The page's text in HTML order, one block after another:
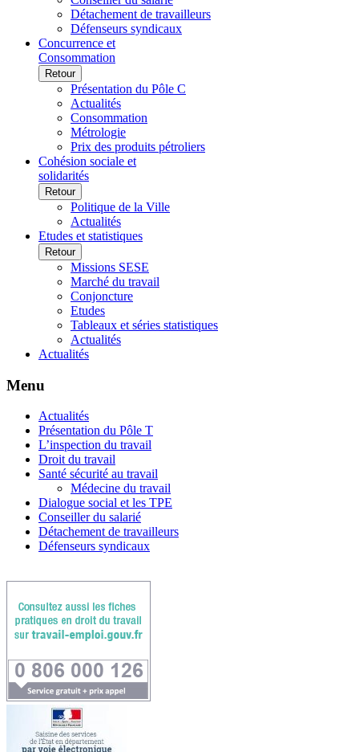
Détachement de travailleurs
Défenseurs syndicaux
Concurrence et
Consommation
Retour
Présentation du Pôle C
Actualités
Consommation
Métrologie
Prix des produits pétroliers
Cohésion sociale et
solidarités
Retour
Politique de la Ville
Actualités
Etudes et statistiques
Retour
Missions SESE
Marché du travail
Conjoncture
Etudes
Tableaux et séries statistiques
Actualités
Actualités
Menu
Actualités
Présentation du Pôle T
L’inspection du travail
Droit du travail
Santé sécurité au travail
Médecine du travail
Dialogue social et les TPE
Conseiller du salarié
Détachement de travailleurs
Défenseurs syndicaux